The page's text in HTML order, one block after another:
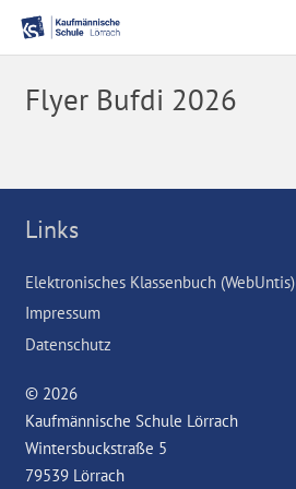
Flyer Bufdi 2026
Links
Elektronisches Klassenbuch (WebUntis)
Impressum
Datenschutz
© 2026
Kaufmännische Schule Lörrach
Wintersbuckstraße 5
79539 Lörrach